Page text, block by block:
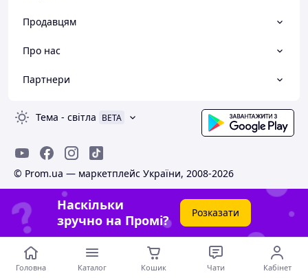
Продавцям
Про нас
Партнери
Тема - світла BETA
© Prom.ua — маркетплейс України, 2008-2026
Наскільки
зручно на Промі?
Розказати
Головна Каталог Кошик Чати Кабінет